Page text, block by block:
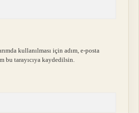
kullanılması için adım, e-posta
bu tarayıcıya kaydedilsin.